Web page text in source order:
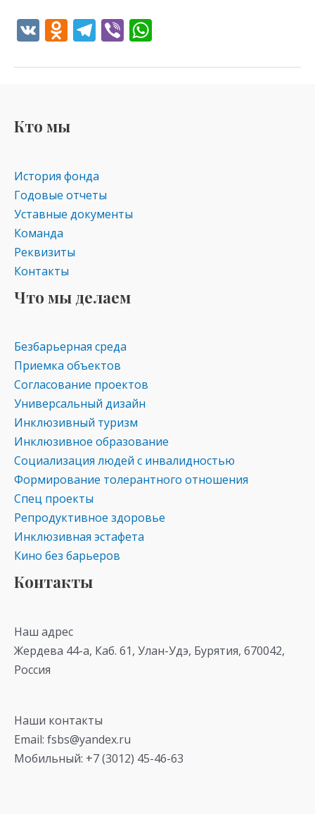
V O
n
kl
as
s
ni
ki
T
e
Vi
er at
Кто мы
История фонда
Годовые отчеты
Уставные документы
Команда
Реквизиты
Контакты
Что мы делаем
Безбарьерная среда
Приемка объектов
Согласование проектов
Универсальный дизайн
Инклюзивный туризм
Инклюзивное образование
Социализация людей с инвалидностью
Формирование толерантного отношения
Спец проекты
Репродуктивное здоровье
Инклюзивная эстафета
Кино без барьеров
Контакты
Наш адрес
Жердева 44-а, Каб. 61, Улан-Удэ, Бурятия, 670042,
Россия
Наши контакты
Email: fsbs@yandex.ru
Мобильный: +7 (3012) 45-46-63